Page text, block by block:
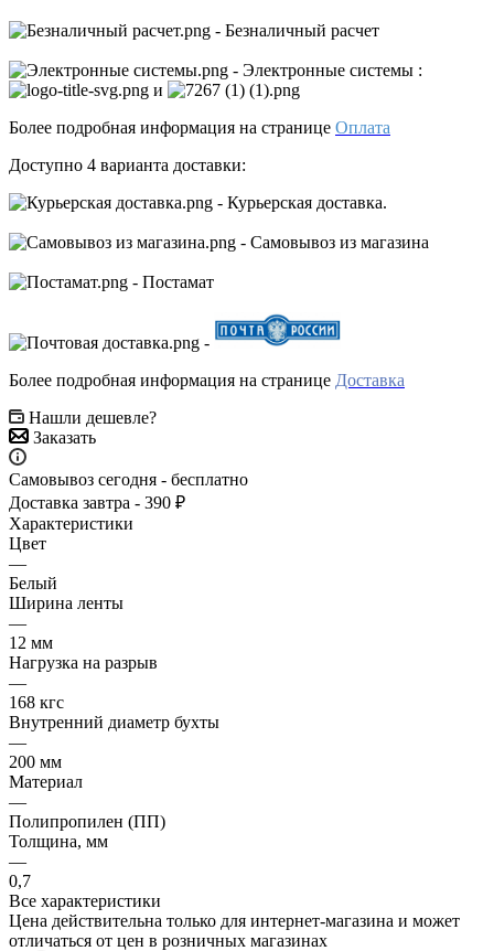
- Безналичный расчет
- Электронные системы :
и
Более подробная информация на странице Оплата
Доступно 4 варианта доставки:
- Курьерская доставка.
- Самовывоз из магазина
- Постамат
-
Более подробная информация на странице Доставка
Нашли дешевле?
Заказать
Самовывоз сегодня - бесплатно
Доставка завтра - 390 ₽
Характеристики
Цвет
—
Белый
Ширина ленты
—
12 мм
Нагрузка на разрыв
—
168 кгс
Внутренний диаметр бухты
—
200 мм
Материал
—
Полипропилен (ПП)
Толщина, мм
—
0,7
Все характеристики
Цена действительна только для интернет-магазина и может
отличаться от цен в розничных магазинах